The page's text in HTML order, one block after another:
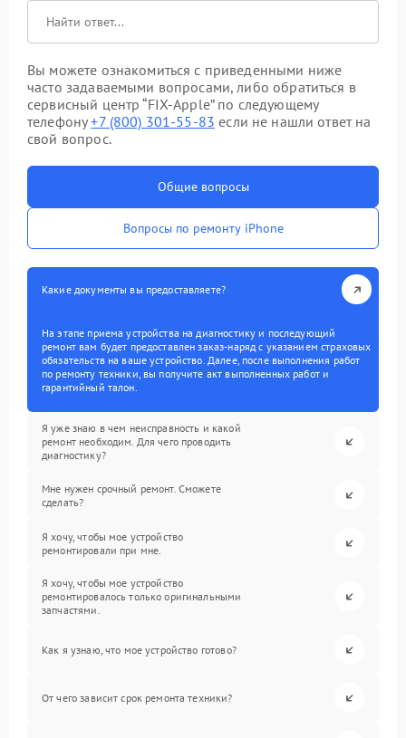
Вы можете ознакомиться с приведенными ниже
часто задаваемыми вопросами, либо обратиться в
сервисный центр “FIX-Apple” по следующему
телефону+7 (800) 301-55-83 если не нашли ответ на
свой вопрос.
Общие вопросы
Вопросы по ремонту iPhone
Какие документы вы предоставляете?
На этапе приема устройства на диагностику и последующий
ремонт вам будет предоставлен заказ-наряд с указанием страховых
обязательств на ваше устройство. Далее, после выполнения работ
по ремонту техники, вы получите акт выполненных работ и
гарантийный талон.
Я уже знаю в чем неисправность и какой
ремонт необходим. Для чего проводить
диагностику?
Мне нужен срочный ремонт. Сможете
сделать?
Я хочу, чтобы мое устройство
ремонтировали при мне.
Я хочу, чтобы мое устройство
ремонтировалось только оригинальными
запчастями.
Как я узнаю, что мое устройство готово?
От чего зависит срок ремонта техники?